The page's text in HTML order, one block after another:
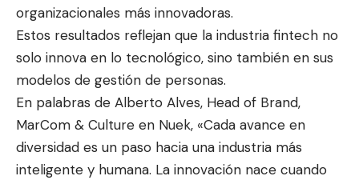
organizacionales más innovadoras.
Estos resultados reflejan que la industria fintech no
solo innova en lo tecnológico, sino también en sus
modelos de gestión de personas.
En palabras de Alberto Alves, Head of Brand,
MarCom & Culture en Nuek, «Cada avance en
diversidad es un paso hacia una industria más
inteligente y humana. La innovación nace cuando